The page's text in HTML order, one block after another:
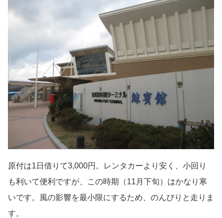
原付は1日借りて3,000円。レンタカーより安く、小回り
も利いて便利ですが、この時期（11月下旬）はかなり寒
いです。風の影響を最小限にするため、のんびりと走りま
す。